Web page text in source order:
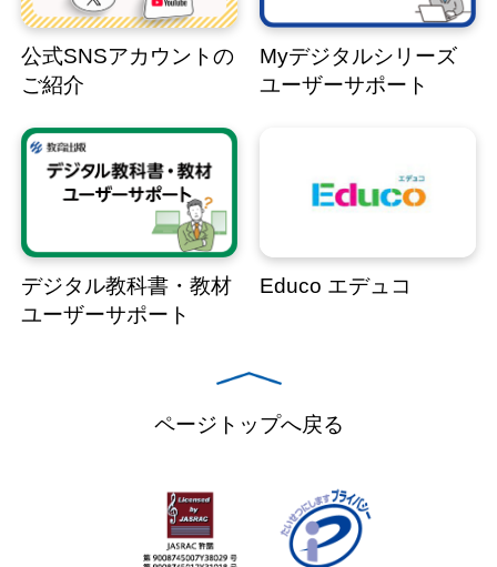
公式SNSアカウントの
ご紹介
Myデジタルシリーズ
ユーザーサポート
デジタル教科書・教材
ユーザーサポート
Educo エデュコ
ページトップへ戻る